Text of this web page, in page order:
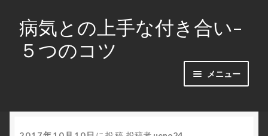
ナ
ビ
ゲ
ン
コ
ン
テ
ス
病気との上手な付き合い-
５つのコツ
メニュー